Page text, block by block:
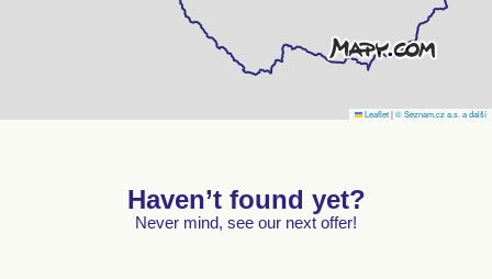
Leaflet|© Seznam.cz a.s. a další
Haven’t found yet?
Never mind, see our next offer!